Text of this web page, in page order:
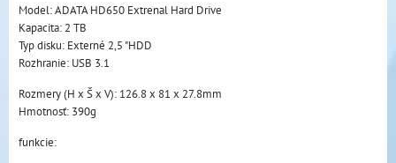
Model: ADATA HD650 Extrenal Hard Drive
Kapacita: 2 TB
Typ disku: Externé 2,5 "HDD
Rozhranie: USB 3.1
Rozmery (H x Š x V): 126.8 x 81 x 27.8mm
Hmotnosť: 390g
funkcie: